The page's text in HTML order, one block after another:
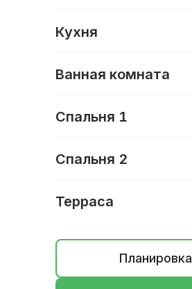
Кухня
Ванная комната
Спальня 1
Спальня 2
Терраса
Планировка